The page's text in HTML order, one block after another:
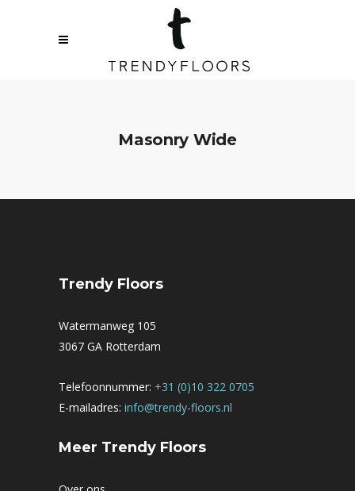
Masonry Wide
Trendy Floors
Watermanweg 105
3067 GA Rotterdam
Telefoonnummer: +31 (0)10 322 0705
E-mailadres: info@trendy-floors.nl
Meer Trendy Floors